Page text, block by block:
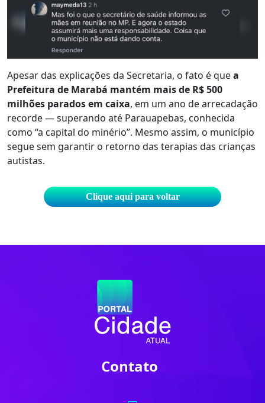
Apesar das explicações da Secretaria, o fato é quea
Prefeitura de Marabá mantém mais de R$ 500
milhões parados em caixa, em um ano de arrecadação
recorde — superando até Parauapebas, conhecida
como “a capital do minério”. Mesmo assim, o município
segue sem garantir o retorno das terapias das crianças
autistas.
Clique aqui para voltar
Contato